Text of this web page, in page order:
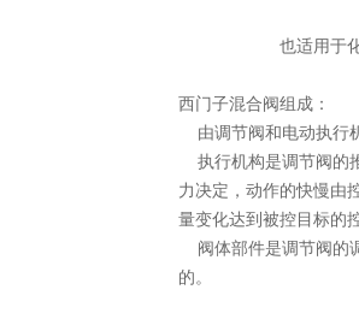
也适用于
西门子混合阀组成：
由调节阀和电动执行
执行机构是调节阀的
力决定，动作的快慢由
量变化达到被控目标的
阀体部件是调节阀的
的。